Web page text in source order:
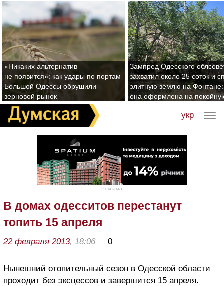
«Никаких альтернатив
не появится»: как удары по портам
Большой Одессы обрушили
зерновой рынок
Зампред Одесского
захватил около 25 соток и
элитную землю на Фонтане:
она оформлена на
укр
Реклама
В домах одесситов перестанут
топить 15 апреля
22 февраля 2013, 18:06 0
Нынешний отопительный сезон в Одесской области
проходит без эксцессов и завершится 15 апреля.